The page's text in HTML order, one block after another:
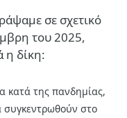
σε σχετικό
του 2025,
η δίκη:
κατά της πανδημίας,
στο